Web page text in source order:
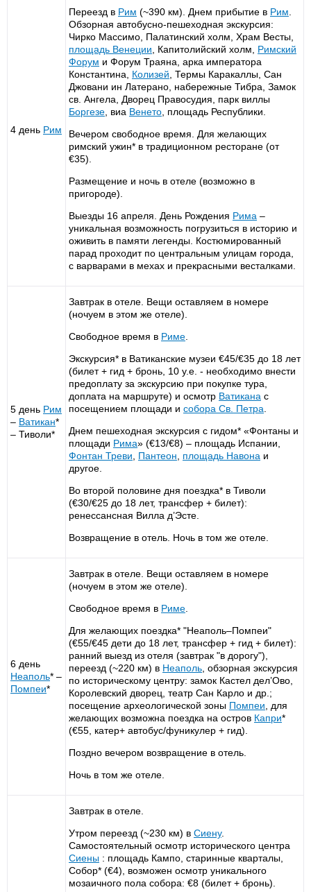
4 день Рим
Переезд в Рим (~390 км). Днем прибытие в Рим
Обзорная автобусно-пешеходная экскурсия:
Чирко Массимо, Палатинский холм, Храм Весты,
площадь Венеции , Капитолийский холм, Римский
Форум и Форум Траяна, арка императора
Константина, Колизей , Термы Каракаллы, Сан
Джовани ин Латерано, набережные Тибра, Замок
св. Ангела, Дворец Правосудия, парк виллы
Боргезе , виа Венето , площадь Республики.
Вечером свободное время. Для желающих
римский ужин* в традиционном ресторане (от
€35).
Размещение и ночь в отеле (возможно в
пригороде).
Выезды 16 апреля. День Рождения Рима –
уникальная возможность погрузиться в историю и
оживить в памяти легенды. Костюмированный
парад проходит по центральным улицам города,
с варварами в мехах и прекрасными весталками.
5 день Рим
– Ватикан*
– Тиволи*
Завтрак в отеле. Вещи оставляем в номере
(ночуем в этом же отеле).
Свободное время в Риме
Экскурсия* в Ватиканские музеи €45/€35 до 18 лет
(билет + гид + бронь, 10 у.е. - необходимо внести
предоплату за экскурсию при покупке тура,
доплата на маршруте) и осмотр Ватикана с
посещением площади и собора Св. Петра
Днем пешеходная экскурсия с гидом* «Фонтаны и
площади Рима» (€13/€8) – площадь Испании,
Фонтан Треви
Пантеон площадь Навона и
другое.
Во второй половине дня поездка* в Тиволи
(€30/€25 до 18 лет, трансфер + билет):
ренессансная Вилла д’Эсте.
Возвращение в отель. Ночь в том же отеле.
6 день
Неаполь* –
Помпеи*
Завтрак в отеле. Вещи оставляем в номере
(ночуем в этом же отеле).
Свободное время в Риме
Для желающих поездка* "Неаполь–Помпеи"
(€55/€45 дети до 18 лет, трансфер + гид + билет):
ранний выезд из отеля (завтрак "в дорогу"),
переезд (~220 км) в Неаполь , обзорная экскурсия
по историческому центру: замок Кастел дел’Ово,
Королевский дворец, театр Сан Карло и др.;
посещение археологической зоны Помпеи , для
желающих возможна поездка на остров Капри*
(€55, катер+ автобус/фуникулер + гид).
Поздно вечером возвращение в отель.
Ночь в том же отеле.
Завтрак в отеле.
Утром переезд (~230 км) в Сиену.
Самостоятельный осмотр исторического центра
Сиены : площадь Кампо, старинные кварталы,
Собор* (€4), возможен осмотр уникального
мозаичного пола собора: €8 (билет + бронь).